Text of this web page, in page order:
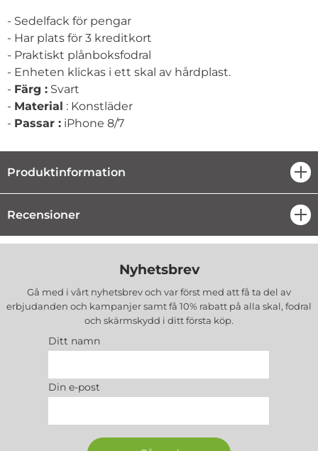
- Sedelfack för pengar
- Har plats för 3 kreditkort
- Praktiskt plånboksfodral
- Enheten klickas i ett skal av hårdplast.
- Färg : Svart
- Material : Konstläder
- Passar : iPhone 8/7
Produktinformation
Recensioner
Nyhetsbrev
Gå med i vårt nyhetsbrev och var först med att få ta del av
erbjudanden och kampanjer samt få 10% rabatt på alla skal, fodral
och skärmskydd i ditt första köp.
Ditt namn
Din e-post